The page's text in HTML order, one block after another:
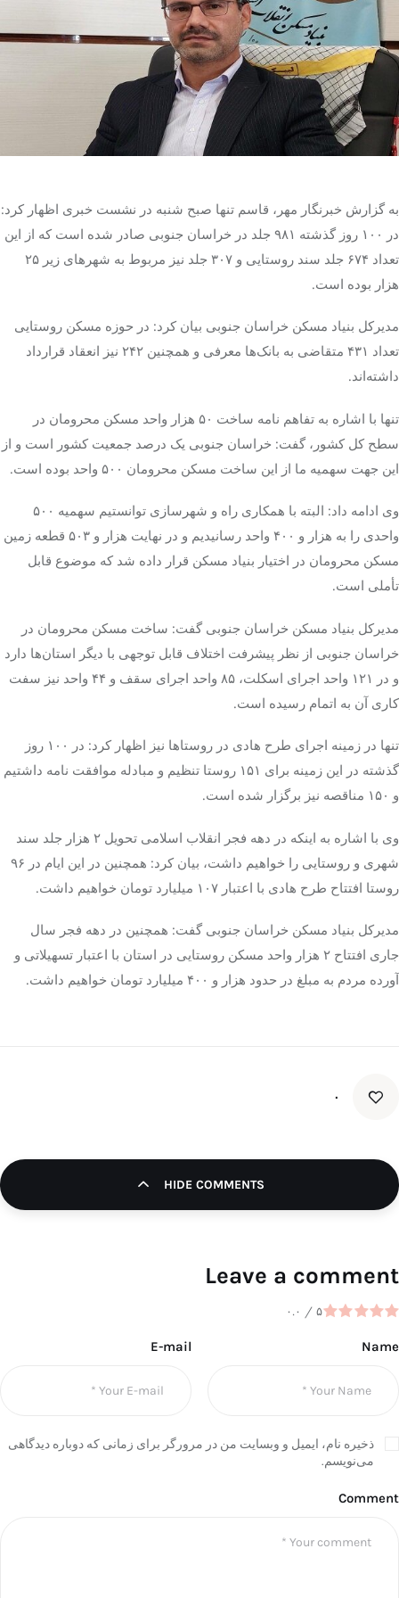
تک کده
پایگاه خبری آبان
خرید موتور ایمپلنت
به گزارش خبرنگار مهر، قاسم تنها صبح شنبه در نشست خبری اظهار کرد:
در ۱۰۰ روز گذشته ۹۸۱ جلد در خراسان جنوبی صادر شده است که از این
تعداد ۶۷۴ جلد سند روستایی و ۳۰۷ جلد نیز مربوط به شهرهای زیر ۲۵
هزار بوده است.
مدیرکل بنیاد مسکن خراسان جنوبی بیان کرد: در حوزه مسکن روستایی
تعداد ۴۳۱ متقاضی به بانک‌ها معرفی و همچنین ۲۴۲ نیز انعقاد قرارداد
داشته‌اند.
تنها با اشاره به تفاهم نامه ساخت ۵۰ هزار واحد مسکن محرومان در
سطح کل کشور، گفت: خراسان جنوبی یک درصد جمعیت کشور است و از
این جهت سهمیه ما از این ساخت مسکن محرومان ۵۰۰ واحد بوده است.
وی ادامه داد: البته با همکاری راه و شهرسازی توانستیم سهمیه ۵۰۰
واحدی را به هزار و ۴۰۰ واحد رسانیدیم و در نهایت هزار و ۵۰۳ قطعه زمین
مسکن محرومان در اختیار بنیاد مسکن قرار داده شد که موضوع قابل
تأملی است.
مدیرکل بنیاد مسکن خراسان جنوبی گفت: ساخت مسکن محرومان در
خراسان جنوبی از نظر پیشرفت اختلاف قابل توجهی با دیگر استان‌ها دارد
و در ۱۲۱ واحد اجرای اسکلت، ۸۵ واحد اجرای سقف و ۴۴ واحد نیز سفت
کاری آن به اتمام رسیده است.
تنها در زمینه اجرای طرح هادی در روستاها نیز اظهار کرد: در ۱۰۰ روز
گذشته در این زمینه برای ۱۵۱ روستا تنظیم و مبادله موافقت نامه داشتیم
و ۱۵۰ مناقصه نیز برگزار شده است.
وی با اشاره به اینکه در دهه فجر انقلاب اسلامی تحویل ۲ هزار جلد سند
شهری و روستایی را خواهیم داشت، بیان کرد: همچنین در این ایام در ۹۶
روستا افتتاح طرح هادی با اعتبار ۱۰۷ میلیارد تومان خواهیم داشت.
مدیرکل بنیاد مسکن خراسان جنوبی گفت: همچنین در دهه فجر سال
جاری افتتاح ۲ هزار واحد مسکن روستایی در استان با اعتبار تسهیلاتی و
آورده مردم به مبلغ در حدود هزار و ۴۰۰ میلیارد تومان خواهیم داشت.
۰
HIDE COMMENTS
Leave a comment
۰.۰ / ۵
Name
E-mail
ذخیره نام، ایمیل و وبسایت من در مرورگر برای زمانی که دوباره دیدگاهی
می‌نویسم.
Comment